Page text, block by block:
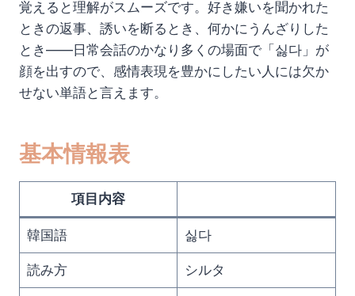
覚えると理解がスムーズです。好き嫌いを聞かれた
ときの返事、誘いを断るとき、何かにうんざりした
とき——日常会話のかなり多くの場面で「싫다」が
顔を出すので、感情表現を豊かにしたい人には欠か
せない単語と言えます。
基本情報表
項目内容
韓国語 싫다
読み方 シルタ